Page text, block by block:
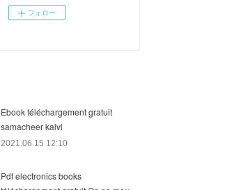
フォロー
Ebook téléchargement gratuit
samacheer kalvi
2021.06.15 12:10
Pdf electronics books